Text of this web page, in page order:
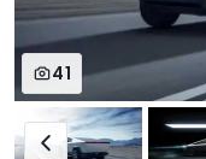
41